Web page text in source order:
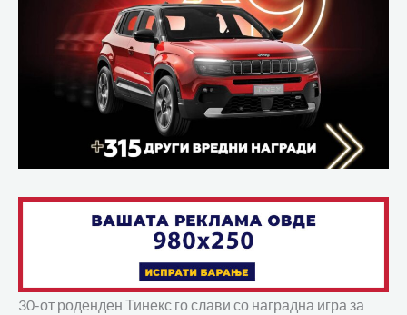
30-от роденден Тинекс го слави со наградна игра за